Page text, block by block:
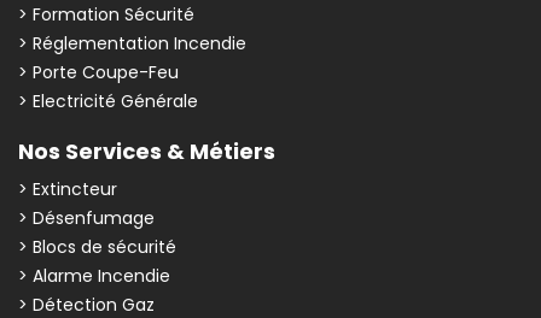
> Formation Sécurité
> Réglementation Incendie
> Porte Coupe-Feu
> Electricité Générale
Nos Services & Métiers
> Extincteur
> Désenfumage
> Blocs de sécurité
> Alarme Incendie
> Détection Gaz